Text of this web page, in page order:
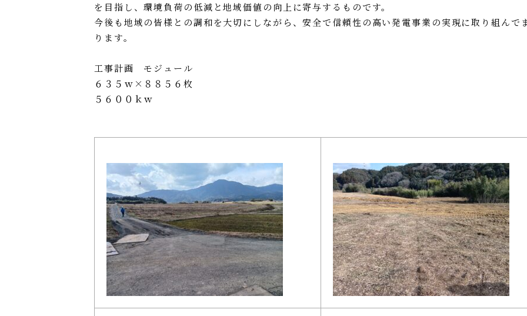
を目指し、環境負荷の低減と地域価値の向上に寄与するものです。
今後も地域の皆様との調和を大切にしながら、安全で信頼性の高い発電事業の実現に取り組んで
ります。
工事計画 モジュール
６３５ｗ×８８５６枚
５６００ｋｗ